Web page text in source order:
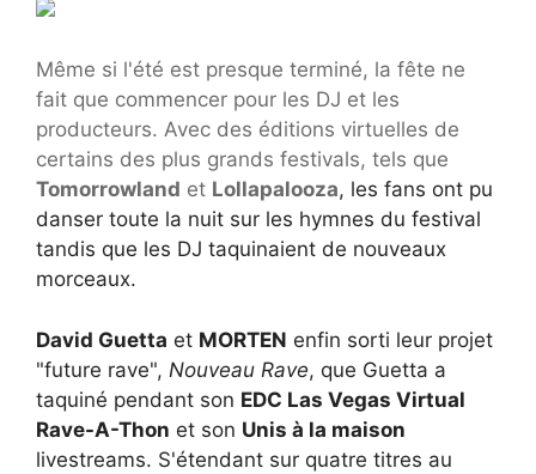
Même si l'été est presque terminé, la fête ne
fait que commencer pour les DJ et les
producteurs. Avec des éditions virtuelles de
certains des plus grands festivals, tels que
Tomorrowland et Lollapalooza, les fans ont pu
danser toute la nuit sur les hymnes du festival
tandis que les DJ taquinaient de nouveaux
morceaux.
David Guetta et MORTEN enfin sorti leur projet
"future rave", Nouveau Rave, que Guetta a
taquiné pendant son EDC Las Vegas Virtual
Rave-A-Thon et son Unis à la maison
livestreams. S'étendant sur quatre titres au